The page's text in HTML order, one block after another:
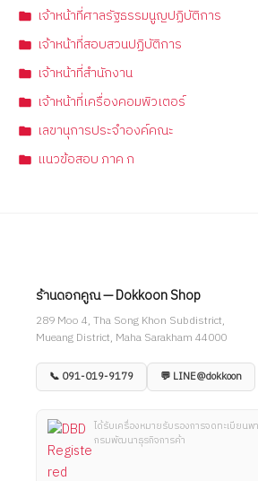
เจ้าหน้าที่ศาลรัฐธรรมนูญปฏิบัติการ
เจ้าหน้าที่สอบสวนปฏิบัติการ
เจ้าหน้าที่สำนักงาน
เจ้าหน้าที่เครื่องคอมพิวเตอร์
เลขานุการประจำองค์คณะ
แนวข้อสอบ ภาค ก
ร้านดอกคูณ — Dokkoon Shop
289 Moo 4, Tha Song Khon Subdistrict,
Mueang District, Maha Sarakham 44000
📞 091-019-9179 💬 LINE@dokkoon
ได้รับเครื่องหมายรับรองการจดทะเบียน
กรมพัฒนาธุรกิจการค้า